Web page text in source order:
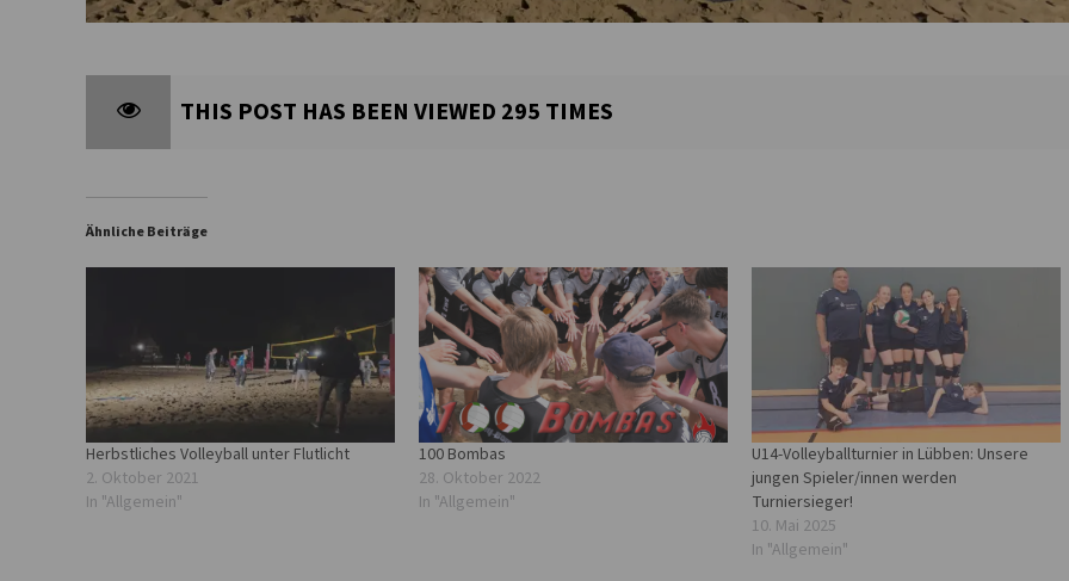
THIS POST HAS BEEN VIEWED 295 TIMES
Ähnliche Beiträge
Herbstliches Volleyball unter Flutlicht
2. Oktober 2021
In "Allgemein"
100 Bombas
28. Oktober 2022
In "Allgemein"
U14-Volleyballturnier in Lübben: Unsere
jungen Spieler/innen werden
Turniersieger!
10. Mai 2025
In "Allgemein"